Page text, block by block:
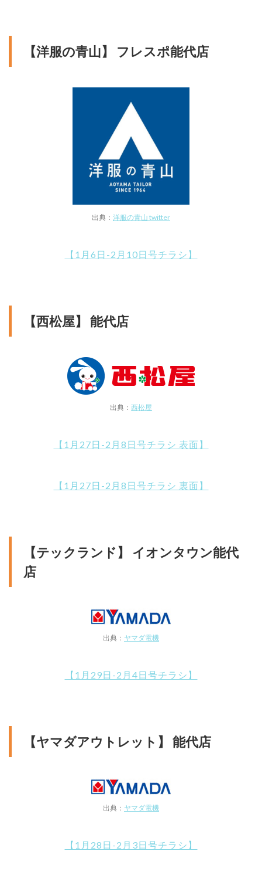
【洋服の青山】 フレスポ能代店
出典： 洋服の青山 twitter
【1月6日-2月10日号チラシ】
【西松屋】 能代店
出典： 西松屋
【1月27日-2月8日号チラシ 表面】
【1月27日-2月8日号チラシ 裏面】
【テックランド】 イオンタウン能代
店
出典： ヤマダ電機
【1月29日-2月4日号チラシ】
【ヤマダアウトレット】 能代店
出典： ヤマダ電機
【1月28日-2月3日号チラシ】